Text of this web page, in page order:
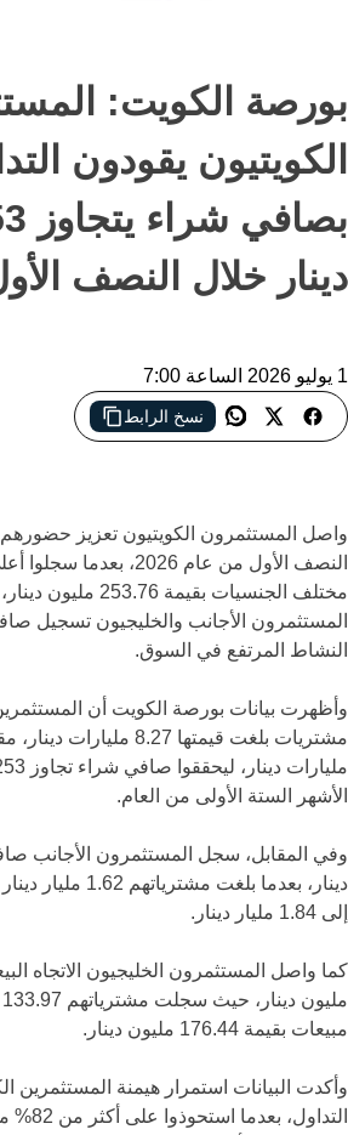
بورصة الكويت:
الكويتيون يقودون
دينار خلال النصف الأول
1 يوليو 2026 الساعة 7:00
نسخ الرابط
المستثمرون الكويتيون يسجلون أعلى صافي
واصل المستثمرون الكويتيون تعزيز
النصف الأول من عام 2026،
مختلف الجنسيات
المستثمرون الأجانب والخليجيون تسجيل
النشاط المرتفع في السوق.
وأظهرت بيانات بورصة الكويت أن المستثمرين
الأشهر الستة الأولى من العام.
دينار، بعدما بلغت
إلى 1.84 مليار دينار.
مبيعات بقيمة 176.44 مليون دينار.
وأكدت البيانات استمرار هيمنة المستثمرين
التداول،